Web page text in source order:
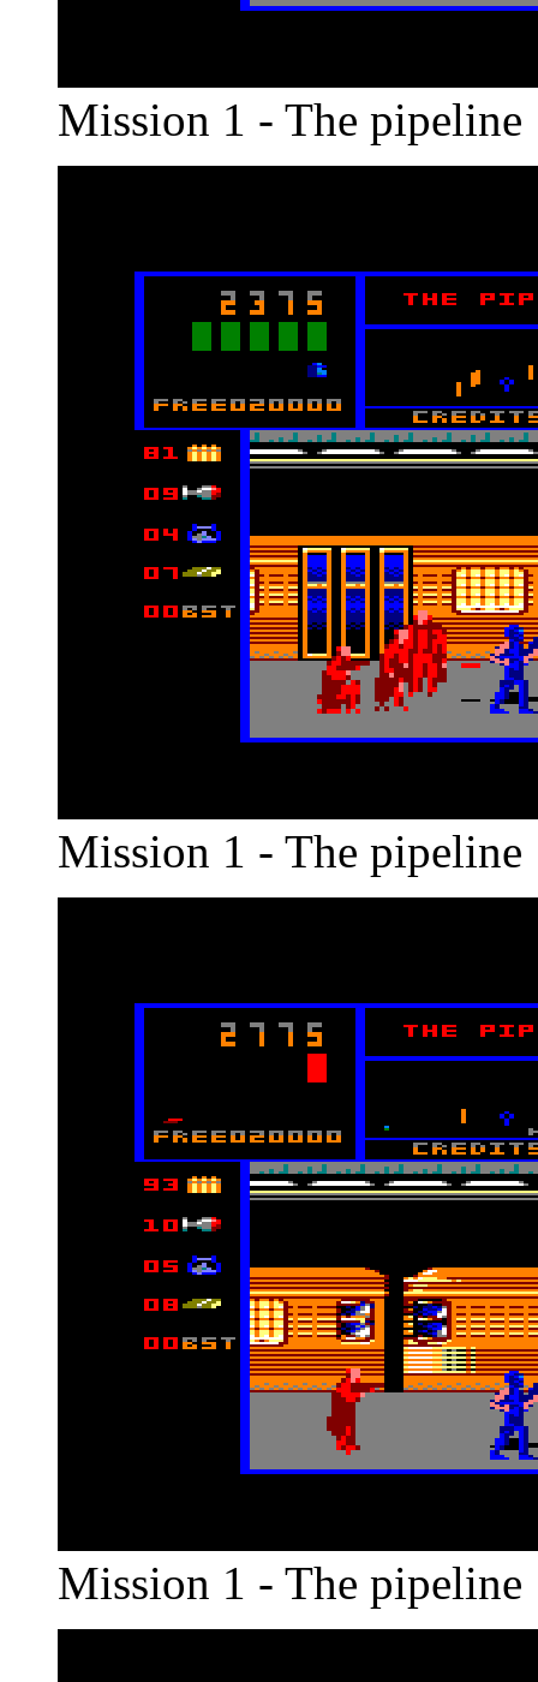
Mission 1 - The pipeline
Mission 1 - The pipeline
Mission 1 - The pipeline